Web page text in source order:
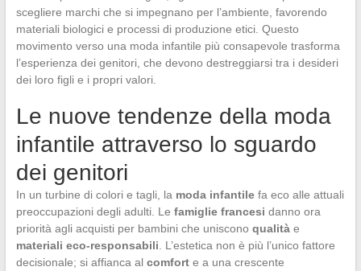
scegliere marchi che si impegnano per l’ambiente, favorendo
materiali biologici e processi di produzione etici. Questo
movimento verso una moda infantile più consapevole trasforma
l’esperienza dei genitori, che devono destreggiarsi tra i desideri
dei loro figli e i propri valori.
Le nuove tendenze della moda
infantile attraverso lo sguardo
dei genitori
In un turbine di colori e tagli, la moda infantilefa eco alle attuali
preoccupazioni degli adulti. Le famiglie francesi danno ora
priorità agli acquisti per bambini che uniscono qualitàe
materiali eco-responsabili . L’estetica non è più l’unico fattore
decisionale; si affianca al comforte a una crescente